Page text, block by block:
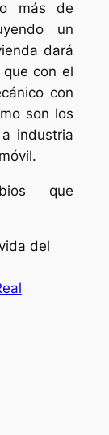
más de
un
dará
con el
con
son los
industria
que
del